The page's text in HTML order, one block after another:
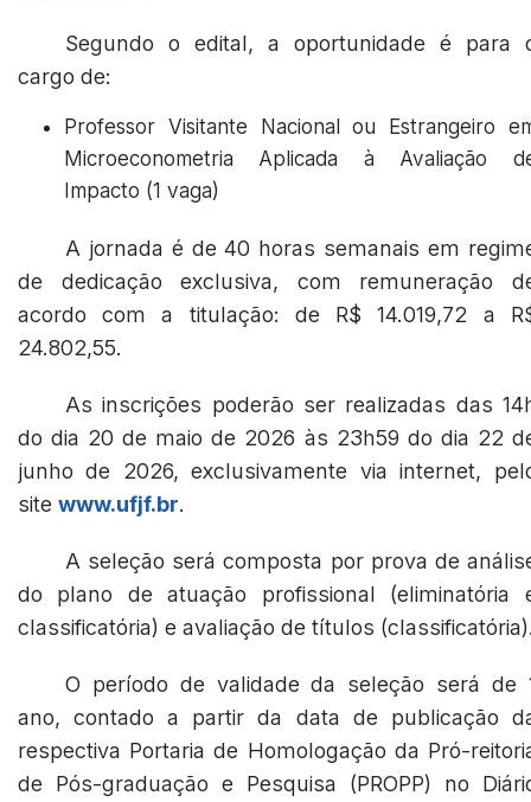
Segundo o edital, a oportunidade é para
cargo de:
Professor Visitante Nacional ou Estrangeiro
Microeconometria Aplicada à Avaliação
Impacto (1 vaga)
A jornada é de 40 horas semanais em
de dedicação exclusiva, com remuneração
acordo com a titulação: de R$ 14.019,72 a
24.802,55.
As inscrições poderão ser realizadas das
do dia 20 de maio de 2026 às 23h59 do dia 22
junho de 2026, exclusivamente via internet,
site www.ufjf.br.
A seleção será composta por prova de
do plano de atuação profissional (eliminatória
classificatória) e avaliação de títulos
O período de validade da seleção será de
ano, contado a partir da data de publicação
respectiva Portaria de Homologação da Pró-
de Pós-graduação e Pesquisa (PROPP) no